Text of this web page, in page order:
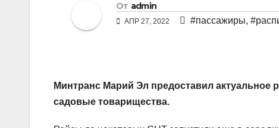
От admin
АПР 27, 2022 #пассажиры,
Минтранс Марий Эл предоставил
садовые товарищества.